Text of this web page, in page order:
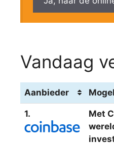
Vandaag
Aanbieder
1.
Met